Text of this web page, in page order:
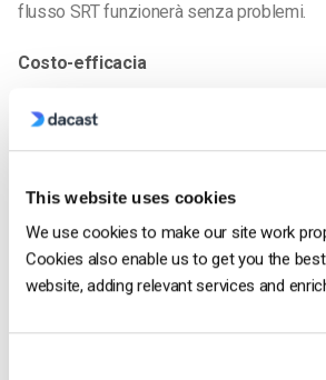
This website uses cookies
We use cookies to make our site work
Cookies also enable us to get you the
website, adding relevant services and
flusso SRT funzionerà senza problemi.
Costo-efficacia
molte
peso della crisi
Money problems can make it difficult to
Fortunatamente, i flussi SRT sono una
per lo streaming live.
Questo perché possono essere